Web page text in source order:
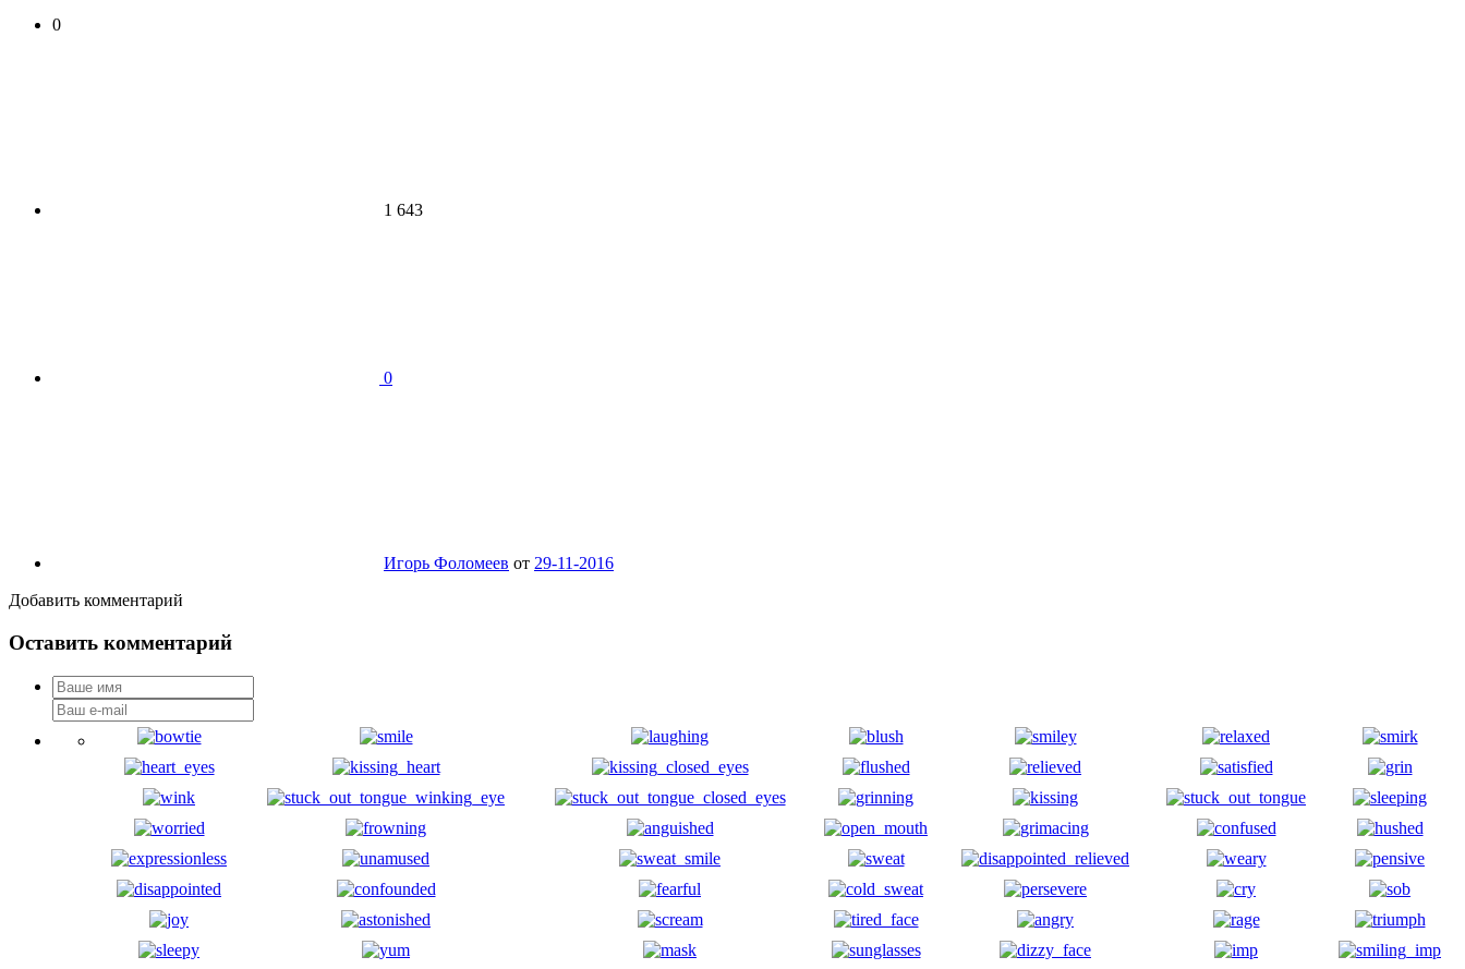
0
1 643
0
Игорь Фоломеев от 29-11-2016
Добавить комментарий
Оставить комментарий